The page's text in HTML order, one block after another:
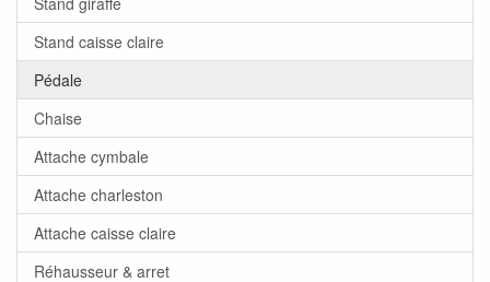
Stand caisse claire
Pédale
Chaise
Attache cymbale
Attache charleston
Attache caisse claire
Réhausseur & arret